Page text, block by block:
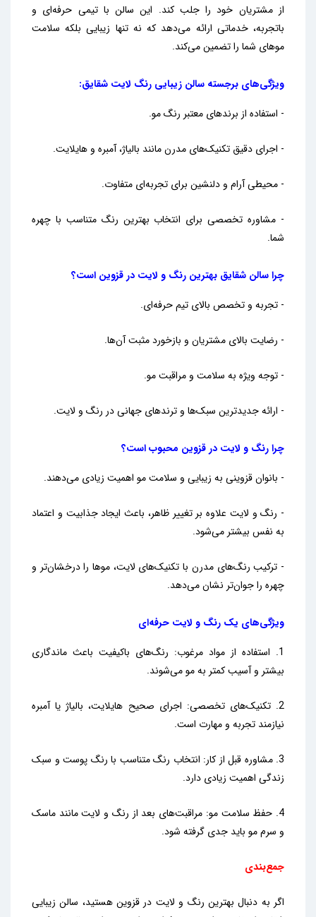
از مشتریان خود را جلب کند. این سالن با تیمی حرفه‌ای و
باتجربه، خدماتی ارائه می‌دهد که نه تنها زیبایی بلکه سلامت
موهای شما را تضمین می‌کند.
ویژگی‌های برجسته سالن زیبایی رنگ لایت شقایق:
- استفاده از برندهای معتبر رنگ مو.
- اجرای دقیق تکنیک‌های مدرن مانند بالیاژ، آمبره و هایلایت.
- محیطی آرام و دلنشین برای تجربه‌ای متفاوت.
- مشاوره تخصصی برای انتخاب بهترین رنگ متناسب با چهره
شما.
چرا سالن شقایق بهترین رنگ و لایت در قزوین است؟
- تجربه و تخصص بالای تیم حرفه‌ای.
- رضایت بالای مشتریان و بازخورد مثبت آن‌ها.
- توجه ویژه به سلامت و مراقبت مو.
- ارائه جدیدترین سبک‌ها و ترندهای جهانی در رنگ و لایت.
چرا رنگ و لایت در قزوین محبوب است؟
- بانوان قزوینی به زیبایی و سلامت مو اهمیت زیادی می‌دهند.
- رنگ و لایت علاوه بر تغییر ظاهر، باعث ایجاد جذابیت و اعتماد
به نفس بیشتر می‌شود.
- ترکیب رنگ‌های مدرن با تکنیک‌های لایت، موها را درخشان‌تر و
چهره را جوان‌تر نشان می‌دهد.
ویژگی‌های یک رنگ و لایت حرفه‌ای
1. استفاده از مواد مرغوب: رنگ‌های باکیفیت باعث ماندگاری
بیشتر و آسیب کمتر به مو می‌شوند.
2. تکنیک‌های تخصصی: اجرای صحیح هایلایت، بالیاژ یا آمبره
نیازمند تجربه و مهارت است.
3. مشاوره قبل از کار: انتخاب رنگ متناسب با رنگ پوست و سبک
زندگی اهمیت زیادی دارد.
4. حفظ سلامت مو: مراقبت‌های بعد از رنگ و لایت مانند ماسک
و سرم مو باید جدی گرفته شود.
جمع‌بندی
اگر به دنبال بهترین رنگ و لایت در قزوین هستید، سالن زیبایی